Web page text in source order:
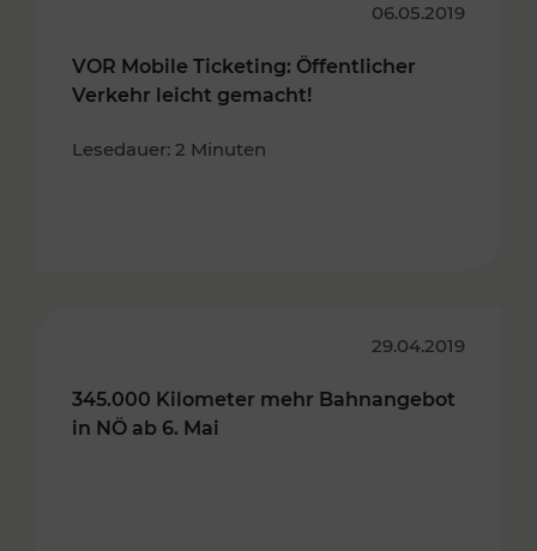
06.05.2019
VOR Mobile Ticketing: Öffentlicher
Verkehr leicht gemacht!
Lesedauer: 2 Minuten
29.04.2019
345.000 Kilometer mehr Bahnangebot
in NÖ ab 6. Mai